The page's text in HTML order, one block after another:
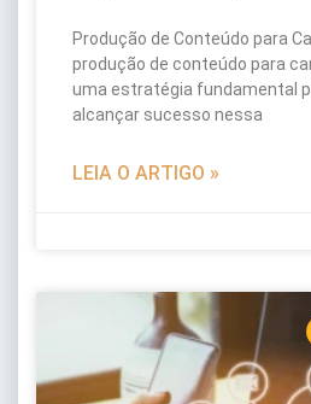
Produção de Conteúdo para
produção de conteúdo para
uma estratégia fundamental
alcançar sucesso nessa
LEIA O ARTIGO »